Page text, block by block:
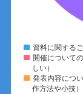
資料に関する
開催について
しい）
発表内容につ
作方法や小技）